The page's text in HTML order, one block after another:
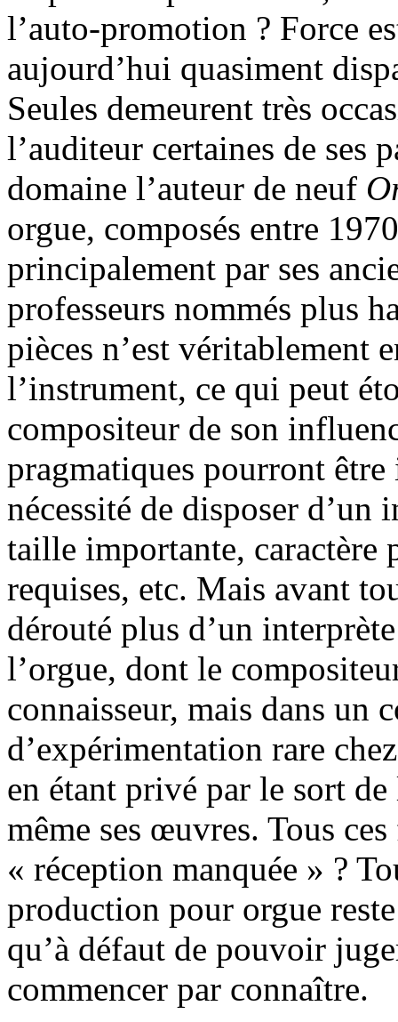
l’auto-promotion ? Force
aujourd’hui quasiment
Seules demeurent très
l’auditeur certaines de ses
domaine l’auteur de neuf
orgue, composés entre
principalement par ses
professeurs nommés plus
pièces n’est véritablement
l’instrument, ce qui peut
compositeur de son
pragmatiques pourront
nécessité de disposer
taille importante, caractère
requises, etc. Mais avant
dérouté plus d’un
l’orgue, dont le
connaisseur, mais dans un
d’expérimentation rare
en étant privé par le sort
même ses œuvres. Tous
« réception manquée » ?
production pour orgue
qu’à défaut de pouvoir
commencer par connaître.